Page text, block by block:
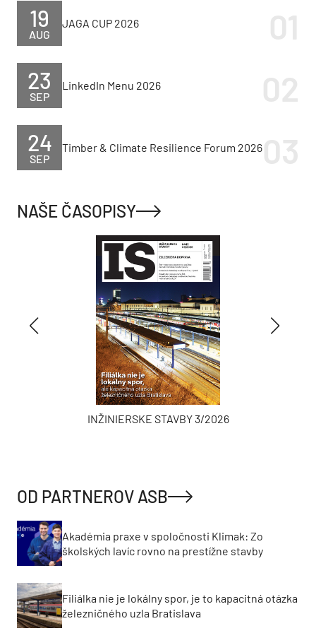
AUG
19 JAGA CUP 2026
SEP
23 LinkedIn Menu 2026
SEP
24 Timber & Climate Resilience Forum 2026
NAŠE ČASOPISY
INŽINIERSKE STAVBY 3/2026
OD PARTNEROV ASB
Akadémia praxe v spoločnosti Klimak: Zo
školských lavíc rovno na prestížne stavby
Filiálka nie je lokálny spor, je to kapacitná otázka
železničného uzla Bratislava